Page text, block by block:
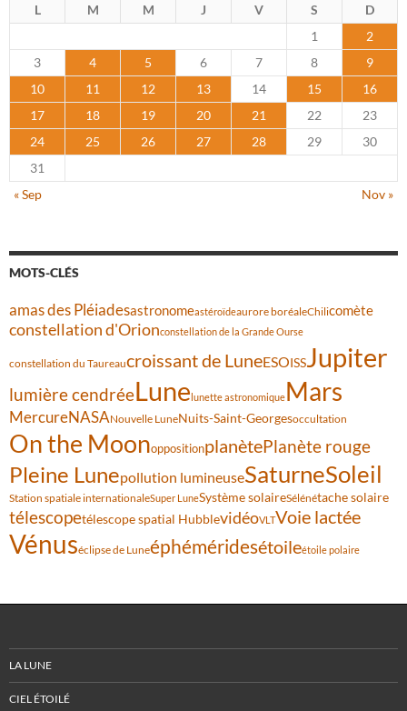
L M M J V S
D
1
2
3
4 5 6 7 8
9
10
11 12 13 14 15
16
17
18 19 20 21 22
23
24
25 26 27 28 29
30
31
« Sep
Nov »
MOTS-CLÉS
amas des Pléiadesastronomeastéroïdeaurore boréaleChilicomète
constellation d'Orionconstellation de la Grande Ourse
constellation du Taureaucroissant de LuneESOISSJupiter
lumière cendréeLune lunette astronomiqueMars
MercureNASANouvelle LuneNuits-Saint-Georgesoccultation
On the MoonoppositionplanètePlanète rouge
Pleine Lunepollution lumineuseSaturneSoleil
Station spatiale internationaleSuper LuneSystème solaireSélénétache solaire
télescopetélescope spatial HubblevidéoVLTVoie lactée
Vénuséclipse de Luneéphéméridesétoileétoile polaire
LA LUNE
CIEL ÉTOILÉ